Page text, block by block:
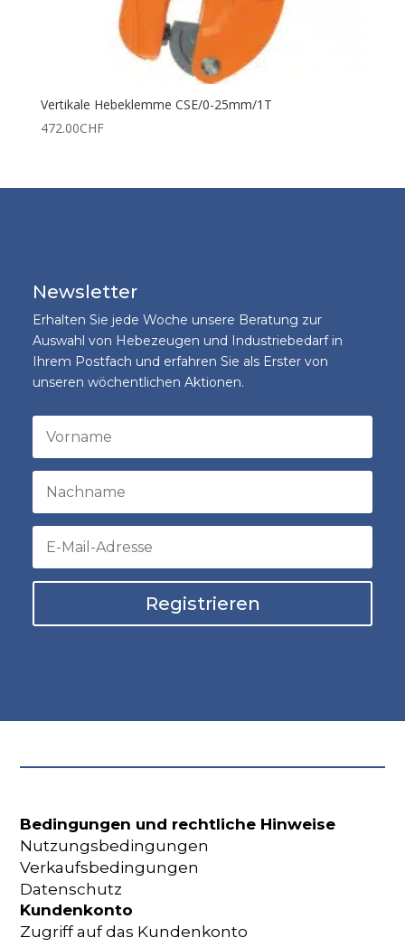
Vertikale Hebeklemme CSE/0-25mm/1T
472.00CHF
Newsletter
Erhalten Sie jede Woche unsere Beratung zur
Auswahl von Hebezeugen und Industriebedarf in
Ihrem Postfach und erfahren Sie als Erster von
unseren wöchentlichen Aktionen.
Registrieren
Bedingungen und rechtliche Hinweise
Nutzungsbedingungen
Verkaufsbedingungen
Datenschutz
Kundenkonto
Zugriff auf das Kundenkonto